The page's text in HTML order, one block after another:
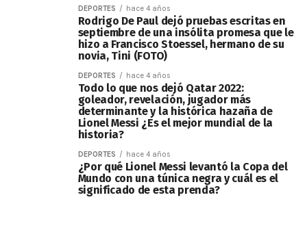
DEPORTES hace 4 años
Rodrigo De Paul dejó pruebas escritas en
septiembre de una insólita promesa que le
hizo a Francisco Stoessel, hermano de su
novia, Tini (FOTO)
DEPORTES hace 4 años
Todo lo que nos dejó Qatar 2022:
goleador, revelación, jugador más
determinante y la histórica hazaña de
Lionel Messi ¿Es el mejor mundial de la
historia?
DEPORTES hace 4 años
¿Por qué Lionel Messi levantó la Copa del
Mundo con una túnica negra y cuál es el
significado de esta prenda?